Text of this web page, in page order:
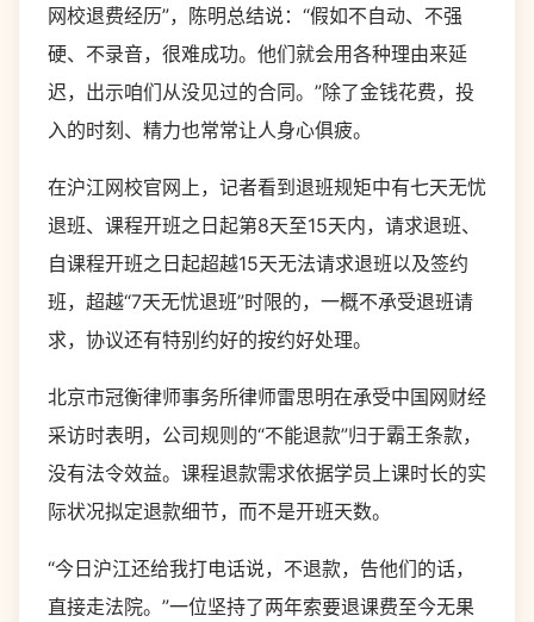
网校退费经历”，陈明总结说：“假如不自动、不强
硬、不录音，很难成功。他们就会用各种理由来延
迟，出示咱们从没见过的合同。”除了金钱花费，投
入的时刻、精力也常常让人身心俱疲。
在沪江网校官网上，记者看到退班规矩中有七天无忧
退班、课程开班之日起第8天至15天内，请求退班、
自课程开班之日起超越15天无法请求退班以及签约
班，超越“7天无忧退班”时限的，一概不承受退班请
求，协议还有特别约好的按约好处理。
北京市冠衡律师事务所律师雷思明在承受中国网财经
采访时表明，公司规则的“不能退款”归于霸王条款，
没有法令效益。课程退款需求依据学员上课时长的实
际状况拟定退款细节，而不是开班天数。
“今日沪江还给我打电话说，不退款，告他们的话，
直接走法院。”一位坚持了两年索要退课费至今无果